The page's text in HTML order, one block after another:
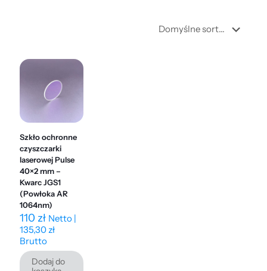
Szkło ochronne
czyszczarki
laserowej Pulse
40×2 mm –
Kwarc JGS1
(Powłoka AR
1064nm)
110 zł Netto |
135,30zł
Brutto
Dodaj do